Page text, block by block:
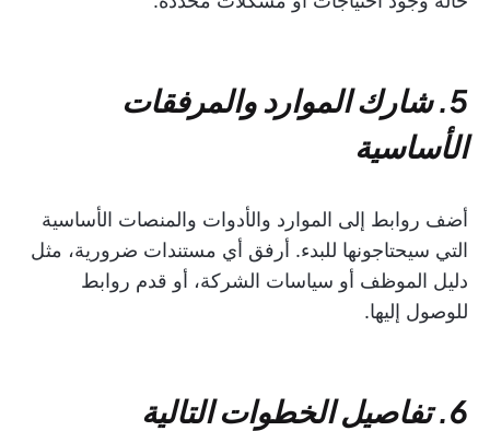
5. شارك الموارد والمرفقات
الأساسية
أضف روابط إلى الموارد والأدوات والمنصات الأساسية
التي سيحتاجونها للبدء. أرفق أي مستندات ضرورية، مثل
دليل الموظف أو سياسات الشركة، أو قدم روابط
للوصول إليها.
6. تفاصيل الخطوات التالية